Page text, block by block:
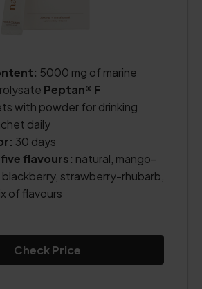
5000 mg of marine
Peptan® F
with powder for drinking
daily
30 days
flavours: natural, mango-
strawberry-rhubarb,
of flavours
Check Price